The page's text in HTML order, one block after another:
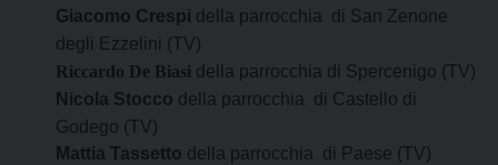
Giacomo Crespi della parrocchia
di San Zenone
degli Ezzelini (TV)
Riccardo De Biasi della parrocchia di Spercenigo (TV)
Nicola Stocco della parrocchia
di Castello di
Godego (TV)
Mattia Tassetto della parrocchia di Paese (TV)